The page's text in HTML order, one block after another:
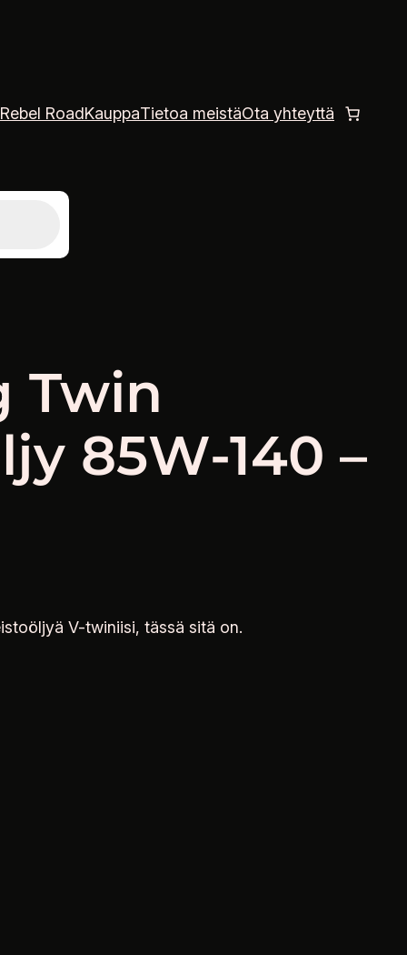
Rebel RoadKauppaTietoa meistäOta yhteyttä
Twin
85W-140 –
V-twiniisi, tässä sitä on.